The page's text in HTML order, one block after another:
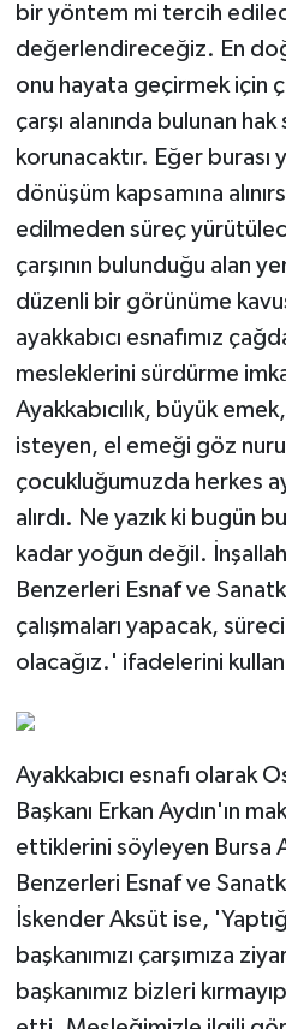
bir yöntem mi tercih
değerlendireceğiz. En
onu hayata geçirmek için
çarşı alanında bulunan
korunacaktır. Eğer burası
dönüşüm kapsamına
edilmeden süreç
çarşının bulunduğu alan
düzenli bir görünüme
ayakkabıcı esnafımız
mesleklerini sürdürme
Ayakkabıcılık, büyük
isteyen, el emeği göz
çocukluğumuzda herkes
alırdı. Ne yazık ki bugün
kadar yoğun değil.
Benzerleri Esnaf ve
çalışmaları yapacak,
olacağız.' ifadelerini
Ayakkabıcı esnafı olarak
Başkanı Erkan Aydın'ın
ettiklerini söyleyen Bursa
Benzerleri Esnaf ve
İskender Aksüt ise,
başkanımızı çarşımıza
başkanımız bizleri